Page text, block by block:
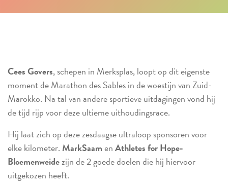
Cees Govers, schepen in Merksplas, loopt op dit eigenste
moment de Marathon des Sables in de woestijn van Zuid-
Marokko. Na tal van andere sportieve uitdagingen vond hij
de tijd rijp voor deze ultieme uithoudingsrace.
Hij laat zich op deze zesdaagse ultraloop sponsoren voor
elke kilometer. MarkSaamenAthletes for Hope-
Bloemenweidezijn de 2 goede doelen die hij hiervoor
uitgekozen heeft.